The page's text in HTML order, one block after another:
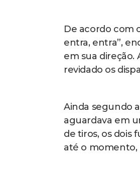
De acordo com
entra, entra”,
em sua direção.
revidado os
Ainda segundo
aguardava em
de tiros, os dois
até o momento,